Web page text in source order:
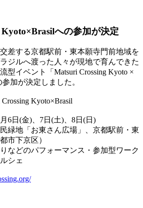
への参加が決定
差する京都駅前・東本願寺門前地域を
ジルへ渡った人々が現地で育んできた
型イベント「Matsuri Crossing Kyoto ×
加が決定しました。
Kyoto×Brasil
6日(金)、7日(土)、8日(日)
緑地「お東さん広場」、京都駅前・東
市下京区）
などのパフォーマンス・参加型ワーク
シェ